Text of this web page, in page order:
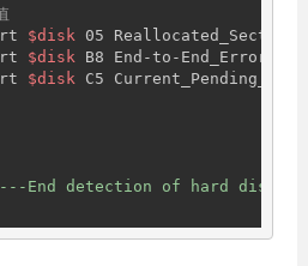
$disk 05
$disk B8 End-to-End_Error
$disk C5
End detection of hard